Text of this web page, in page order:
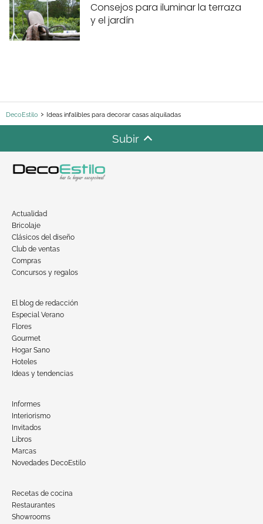
Consejos para iluminar la terraza
y el jardín
DecoEstilo Ideas infalibles para decorar casas alquiladas
Subir
Actualidad
Bricolaje
Clásicos del diseño
Club de ventas
Compras
Concursos y regalos
El blog de redacción
Especial Verano
Flores
Gourmet
Hogar Sano
Hoteles
Ideas y tendencias
Informes
Interiorismo
Invitados
Libros
Marcas
Novedades DecoEstilo
Recetas de cocina
Restaurantes
Showrooms